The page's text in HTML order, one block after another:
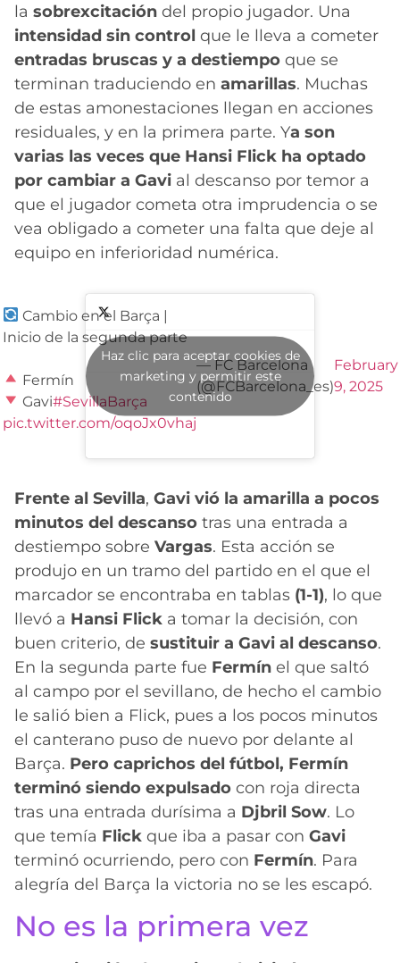
la sobrexcitación del propio jugador. Una
intensidad sin control que le lleva a cometer
entradas bruscas y a destiempo que se
terminan traduciendo en amarillas. Muchas
de estas amonestaciones llegan en acciones
residuales, y en la primera parte. Ya son
varias las veces que Hansi Flick ha optado
por cambiar a Gavi al descanso por temor a
que el jugador cometa otra imprudencia o se
vea obligado a cometer una falta que deje al
equipo en inferioridad numérica.
Cambio en el Barça |
Inicio de la segunda parte
Fermín
Gavi#SevillaBarça
pic.twitter.com/oqoJx0vhaj
— FC Barcelona
(@FCBarcelona_es)
February
9, 2025
Haz clic para aceptar cookies de
marketing y permitir este
contenido
Frente al Sevilla, Gavi vió la amarilla a pocos
minutos del descanso tras una entrada a
destiempo sobre Vargas. Esta acción se
produjo en un tramo del partido en el que el
marcador se encontraba en tablas (1-1), lo que
llevó a Hansi Flick a tomar la decisión, con
buen criterio, de sustituir a Gavi al descanso.
En la segunda parte fue Fermín el que saltó
al campo por el sevillano, de hecho el cambio
le salió bien a Flick, pues a los pocos minutos
el canterano puso de nuevo por delante al
Barça. Pero caprichos del fútbol, Fermín
terminó siendo expulsado con roja directa
tras una entrada durísima a Djbril Sow. Lo
que temía Flick que iba a pasar con Gavi
terminó ocurriendo, pero con Fermín. Para
alegría del Barça la victoria no se les escapó.
No es la primera vez